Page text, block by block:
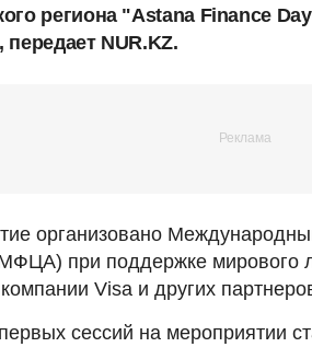
региона "Astana Finance
NUR.KZ.
организовано
при поддержке мирового
Visa и других
сессий на мероприятии